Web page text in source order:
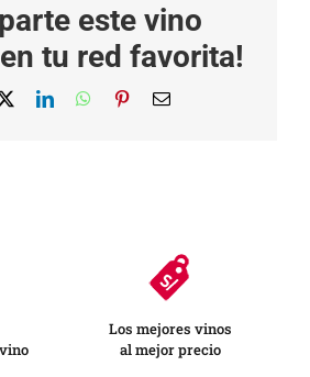
este vino
tu red favorita!
LinkedInWhatsApp
PinterestCorreo
Los mejores vinos
al mejor precio